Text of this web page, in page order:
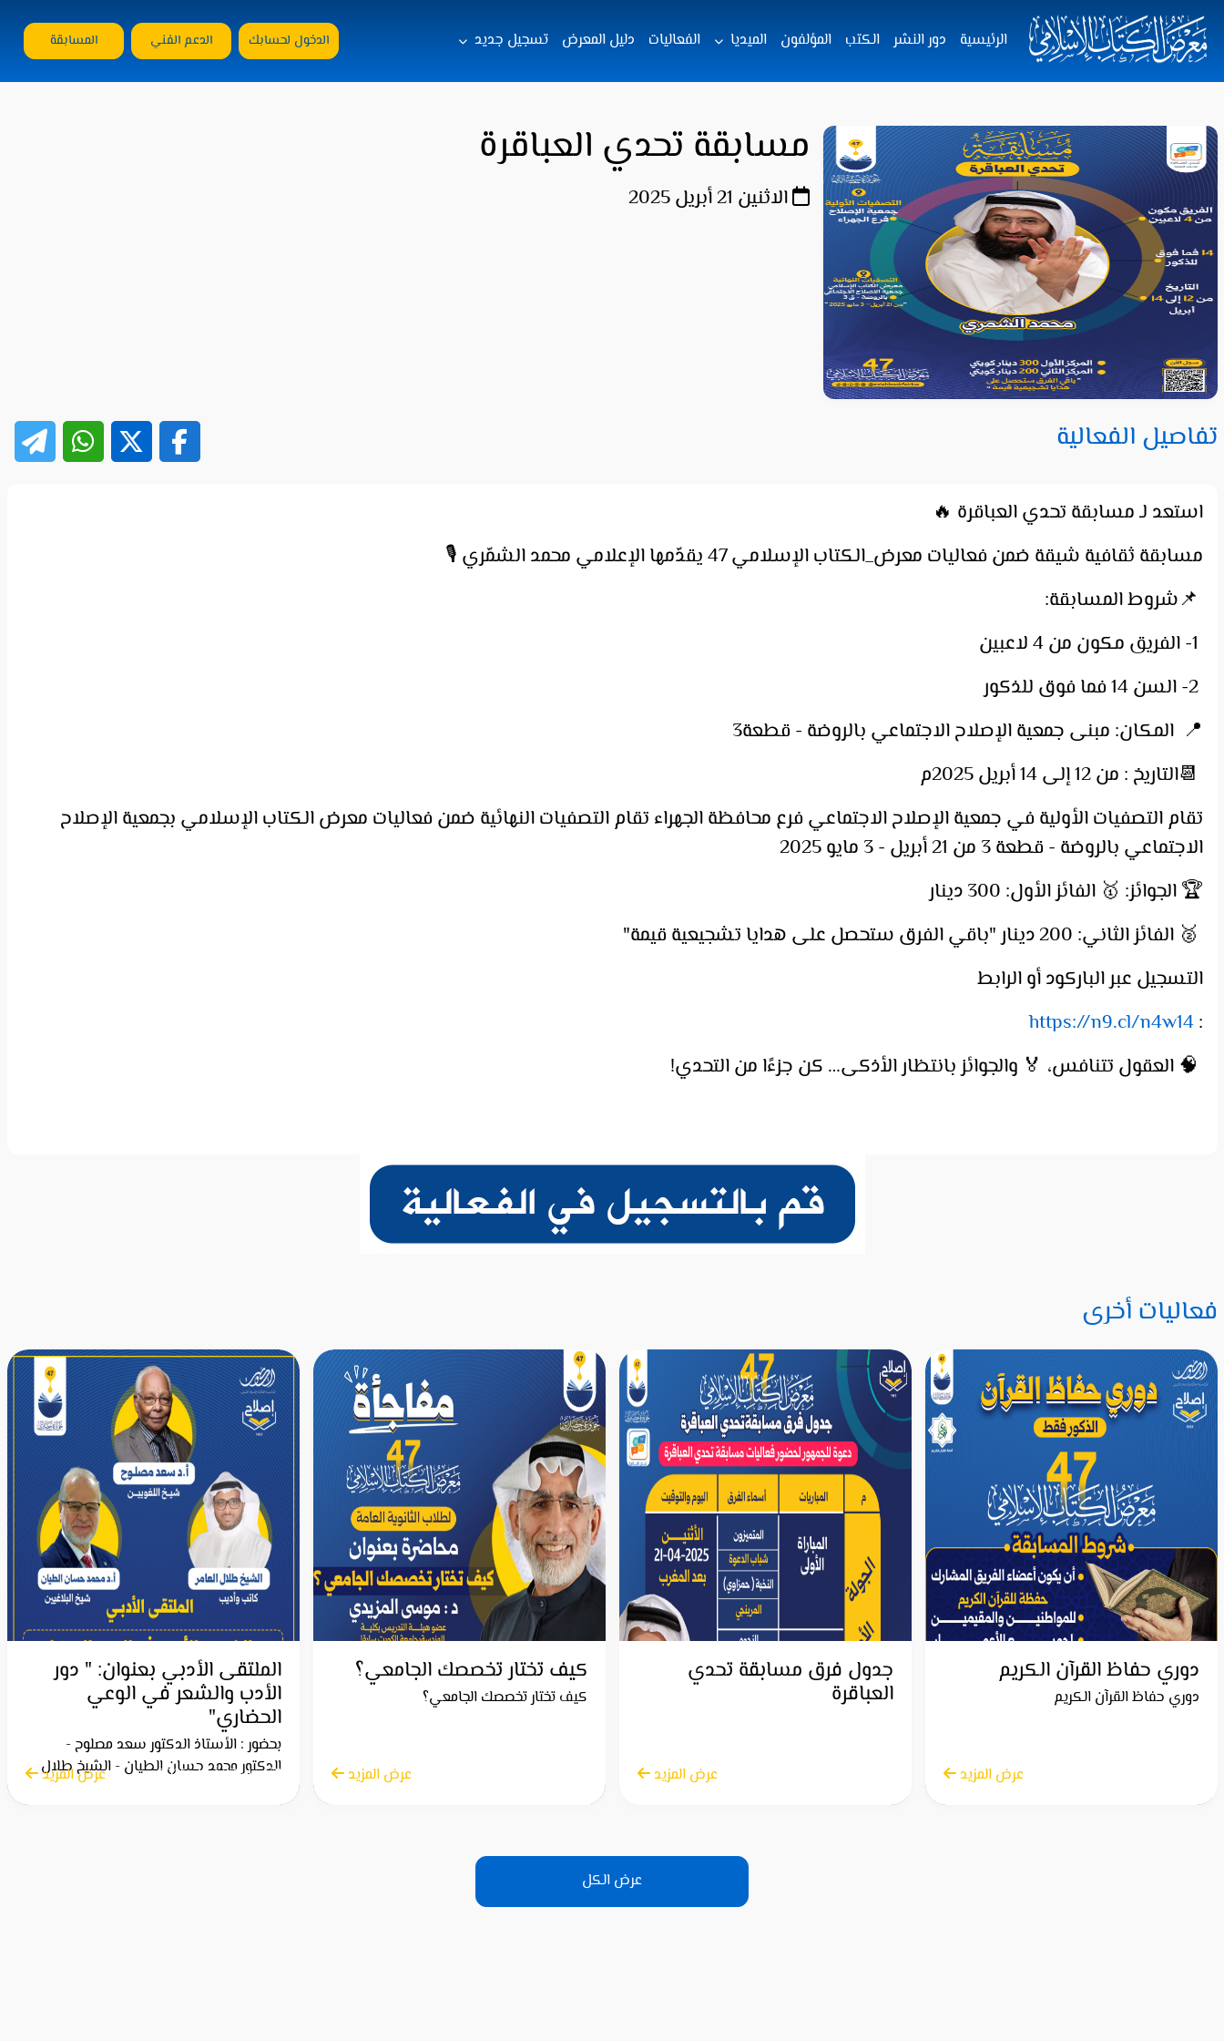
الرئيسية دور النشر الكتب المؤلفون الميديا الفعاليات دليل المعرض تسجيل جديد الدخول لحسابك الدعم الفني المسابقة
مسابقة تحدي العباقرة
الاثنين 21 أبريل 2025
تفاصيل الفعالية
استعد لـ مسابقة تحدي العباقرة 🔥
مسابقة ثقافية شيقة ضمن فعاليات معرض_الكتاب الإسلامي 47 يقدّمها الإعلامي محمد الشمّري 🎙️
📌شروط المسابقة:
2- السن 14 فما فوق للذكور
📍 المكان: مبنى جمعية الإصلاح الاجتماعي بالروضة - قطعة3
📆التاريخ : من 12 إلى 14 أبريل 2025م
تقام التصفيات الأولية في جمعية الإصلاح الاجتماعي فرع محافظة الجهراء تقام التصفيات النهائية ضمن فعاليات معرض الكتاب الإسلامي بجمعية الإصلاح
الاجتماعي بالروضة - قطعة 3 من 21 أبريل - 3 مايو 2025
🏆 الجوائز: 🥇 الفائز الأول: 300 دينار
🥈 الفائز الثاني: 200 دينار "باقي الفرق ستحصل على هدايا تشجيعية قيمة"
التسجيل عبر الباركود أو الرابط
:
https://n9.cl/n4w14
🧠 العقول تتنافس، 🏅 والجوائز بانتظار الأذكى… كن جزءًا من التحدي!
فعاليات أخرى
دوري حفاظ القرآن الكريم
دوري حفاظ القرآن الكريم
عرض المزيد
جدول فرق مسابقة تحدي
العباقرة
عرض المزيد
كيف تختار تخصصك الجامعي؟
كيف تختار تخصصك الجامعي؟
عرض المزيد
الملتقى الأدبي بعنوان: " دور
الأدب والشعر في الوعي
الحضاري"
بحضور : الأستاذ الدكتور سعد مصلوح -
الدكتور محمد حسان الطيان - الشيخ طلال
الأربعاء 23 أبريل 2025 عرض المزيد
عرض الكل